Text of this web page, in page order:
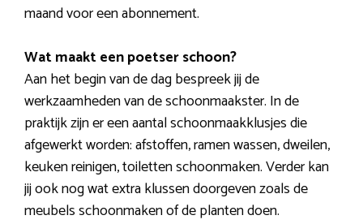
maand voor een abonnement.
Wat maakt een poetser schoon?
Aan het begin van de dag bespreek jij de
werkzaamheden van de schoonmaakster. In de
praktijk zijn er een aantal schoonmaakklusjes die
afgewerkt worden: afstoffen, ramen wassen, dweilen,
keuken reinigen, toiletten schoonmaken. Verder kan
jij ook nog wat extra klussen doorgeven zoals de
meubels schoonmaken of de planten doen.